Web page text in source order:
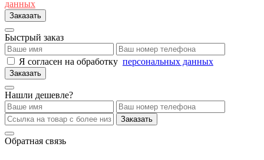
данных
Заказать
Быстрый заказ
Я согласен на обработку персональных данных
Заказать
Нашли дешевле?
Заказать
Обратная связь